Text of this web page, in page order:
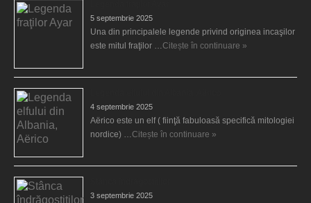
5 septembrie 2025
Una din principalele legende privind originea incaşilor
este mitul fraţilor …Citește în continuare »
4 septembrie 2025
Aërico este un elf ( fiinţă fabuloasă specifică mitologiei
nordice) …Citește în continuare »
3 septembrie 2025